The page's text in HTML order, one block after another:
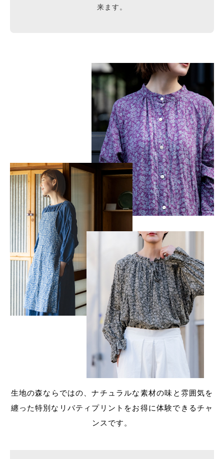
来ます。
生地の森ならではの、ナチュラルな素材の味と雰囲気を
纏った特別なリバティプリントをお得に体験できるチャ
ンスです。